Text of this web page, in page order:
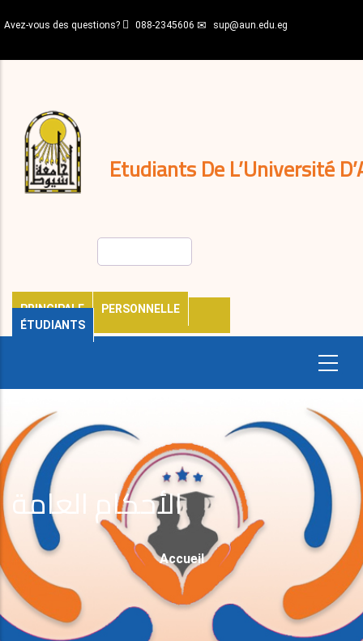
au
principal
Avez-vous des questions? 088-2345606 sup@aun.edu.eg
Etudiants De L’Université
PRINCIPALE
PERSONNELLE
ÉTUDIANTS
décisions
Expatriés
Journal
الأحكام العامة
Fil
D'Ariane
Accueil